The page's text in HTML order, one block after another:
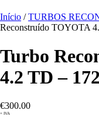
Início /TURBOS
Reconstruído TOYOTA
Turbo
4.2 TD –
€300.00
+ IVA